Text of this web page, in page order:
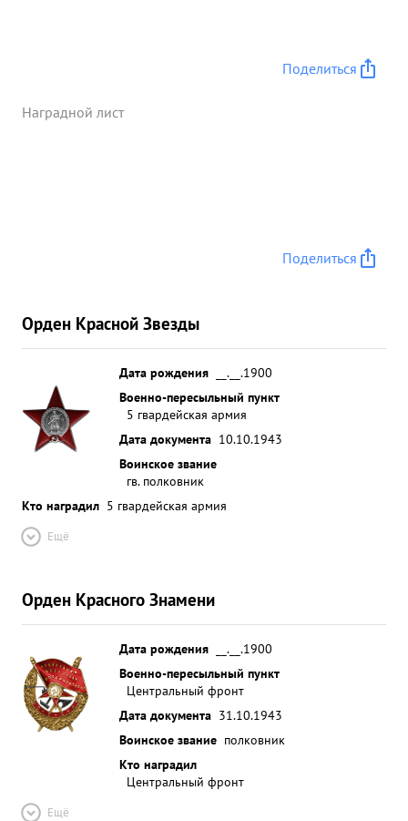
Зная всегда действительную обстановку умело
влиял на положительный исход боя. ...»
Поделиться
Наградной лист
Поделиться
Орден Красной Звезды
Дата рождения
__.__.1900
Военно-пересыльный пункт
5 гвардейская армия
Дата документа 10.10.1943
Воинское звание
гв. полковник
Кто наградил 5 гвардейская армия
Ещё
Орден Красного Знамени
Дата рождения
__.__.1900
Военно-пересыльный пункт
Центральный фронт
Дата документа 31.10.1943
Воинское звание полковник
Кто наградил
Центральный фронт
Ещё